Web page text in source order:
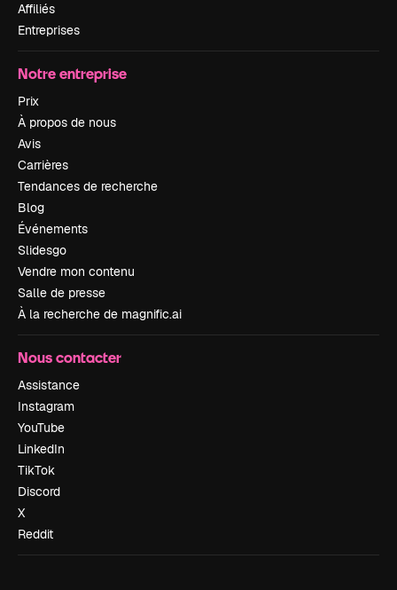
Affiliés
Entreprises
Notre entreprise
Prix
À propos de nous
Avis
Carrières
Tendances de recherche
Blog
Événements
Slidesgo
Vendre mon contenu
Salle de presse
À la recherche de magnific.ai
Nous contacter
Assistance
Instagram
YouTube
LinkedIn
TikTok
Discord
X
Reddit